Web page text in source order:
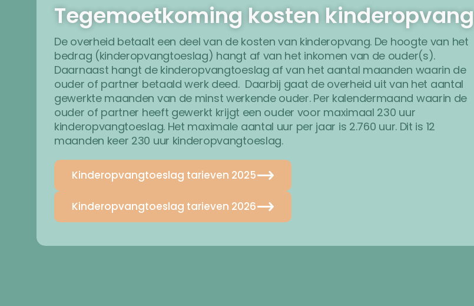
Tegemoetkoming kosten kinderopvang
De overheid betaalt een deel van de kosten van kinderopvang. De hoogte van het
bedrag (kinderopvangtoeslag) hangt af van het inkomen van de ouder(s).
Daarnaast hangt de kinderopvangtoeslag af van het aantal maanden waarin de
ouder of partner betaald werk deed. Daarbij gaat de overheid uit van het aantal
gewerkte maanden van de minst werkende ouder. Per kalendermaand waarin de
ouder of partner heeft gewerkt krijgt een ouder voor maximaal 230 uur
kinderopvangtoeslag. Het maximale aantal uur per jaar is 2.760 uur. Dit is 12
maanden keer 230 uur kinderopvangtoeslag.
Kinderopvangtoeslag tarieven 2025
Kinderopvangtoeslag tarieven 2026